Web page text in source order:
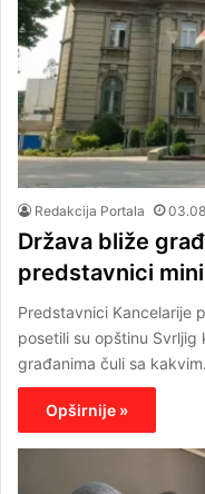
Redakcija Portala
Država bliže
predstavnici
Predstavnici Kancelarije
posetili su opštinu
građanima čuli sa
Opširnije »